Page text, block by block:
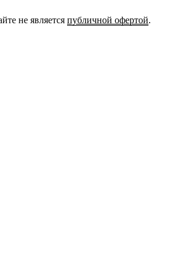
не является публичной офертой.